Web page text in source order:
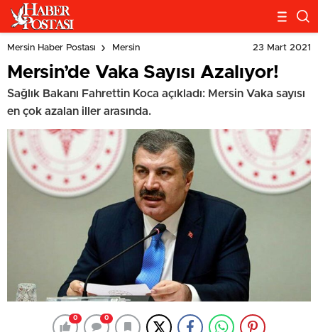
Mersin Haber Postası Mersin 23 Mart 2021
Mersin’de Vaka Sayısı Azalıyor!
Sağlık Bakanı Fahrettin Koca açıkladı: Mersin Vaka sayısı
en çok azalan iller arasında.
0 0